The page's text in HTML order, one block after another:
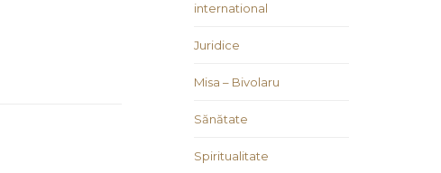
international
Juridice
Misa – Bivolaru
Sănătate
Spiritualitate